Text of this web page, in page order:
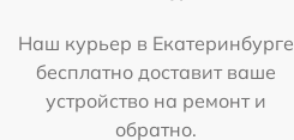
Наш курьер в Екатеринбурге
бесплатно доставит ваше
устройство на ремонт и
обратно.